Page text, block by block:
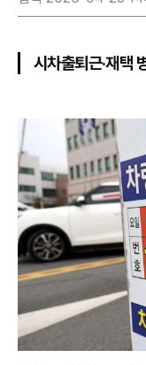
시차출퇴근·재택